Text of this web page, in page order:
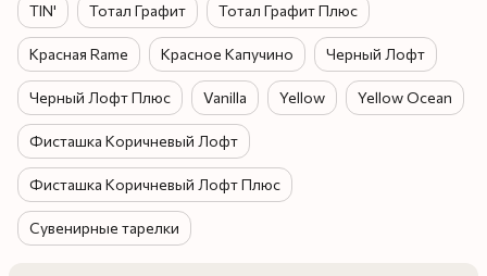
TIN' Тотал Графит Тотал Графит Плюс
Красная Rame Красное Капучино Черный Лофт
Черный Лофт Плюс Vanilla Yellow Yellow Ocean
Фисташка Коричневый Лофт
Фисташка Коричневый Лофт Плюс
Сувенирные тарелки